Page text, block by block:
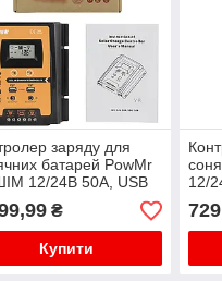
заряду для
батарей PowMr
12/24В 50А, USB
PWM
₴
Купити
12/